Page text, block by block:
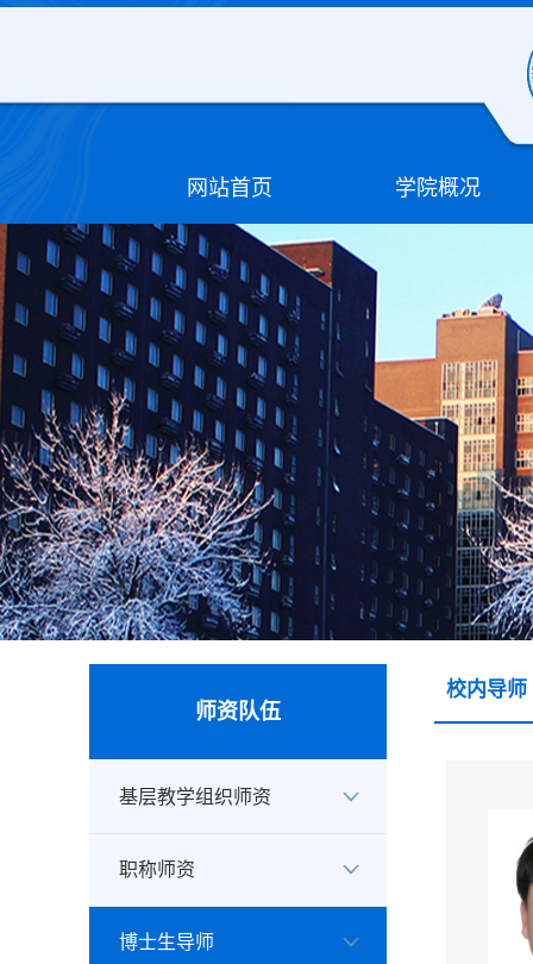
网站首页 学院概况
师资队伍
基层教学组织师资
职称师资
博士生导师
校内导师